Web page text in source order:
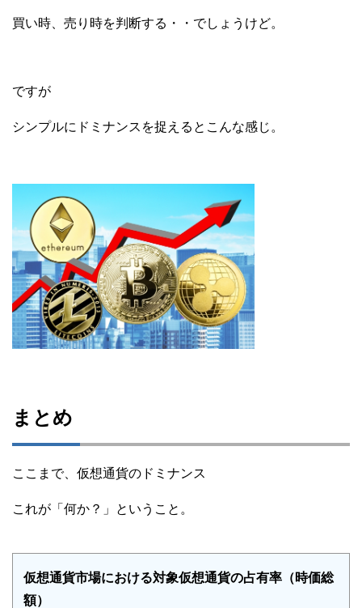
買い時、売り時を判断する・・でしょうけど。
ですが
シンプルにドミナンスを捉えるとこんな感じ。
まとめ
ここまで、仮想通貨のドミナンス
これが「何か？」ということ。
仮想通貨市場における対象仮想通貨の占有率（時価総
額）